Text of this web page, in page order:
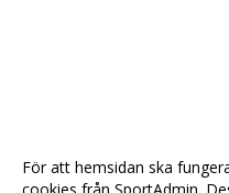
För att hemsidan ska